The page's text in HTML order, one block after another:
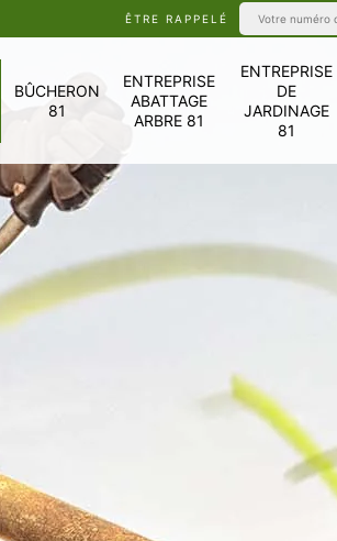
ÊTRE RAPPELÉ
BÛCHERON
81
ENTREPRISE
ABATTAGE
ARBRE 81
ENTREPRISE
DE
JARDINAGE
81